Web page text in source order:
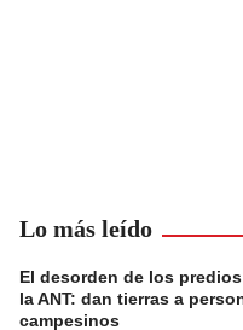
Lo más leído
El desorden de los
la ANT: dan tierras a
campesinos